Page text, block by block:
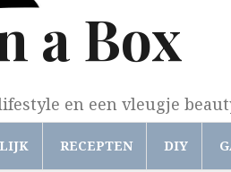
a Box
en een vleugje
RECEPTEN DIY